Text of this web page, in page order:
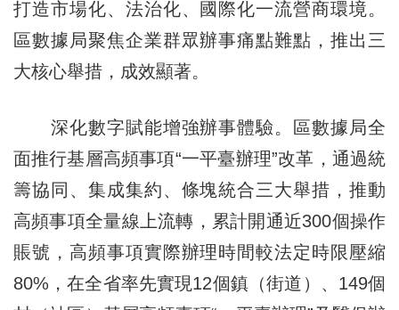
打造市場化、法治化、國際化一流營商環境。
區數據局聚焦企業群眾辦事痛點難點，推出三
大核心舉措，成效顯著。
深化數字賦能增強辦事體驗。區數據局全
面推行基層高頻事項“一平臺辦理”改革，通過統
籌協同、集成集約、條塊統合三大舉措，推動
高頻事項全量線上流轉，累計開通近300個操作
賬號，高頻事項實際辦理時間較法定時限壓縮
80%，在全省率先實現12個鎮（街道）、149個